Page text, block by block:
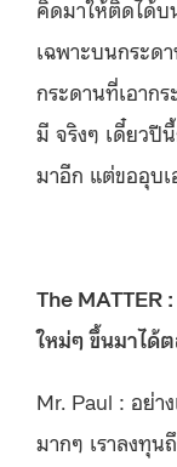
คิดมาให้ติดได้
เฉพาะบนกระด
กระดานที่เอาก
มี จริงๆ เดี๋ยวปี
มาอีก แต่ขออุบเ
The MATTER
ใหม่ๆ ขึ้นมาได้
Mr. Paul : อย่า
มากๆ เราลงทุน